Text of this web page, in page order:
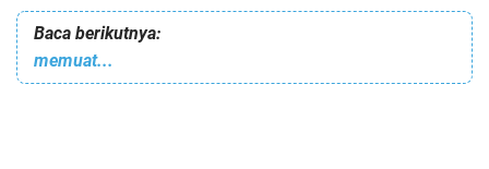
Baca berikutnya:
memuat...